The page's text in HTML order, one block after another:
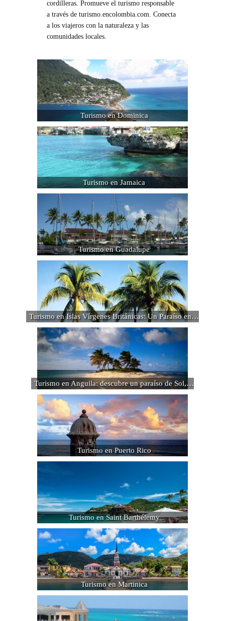
cordilleras. Promueve el turismo responsable
a través de turismo.encolombia.com. Conecta
a los viajeros con la naturaleza y las
comunidades locales.
Turismo en Dominica
Turismo en Jamaica
Turismo en Guadalupe
Turismo en Islas Vírgenes Británicas: Un Paraíso en…
Turismo en Anguila: descubre un paraíso de Sol,…
Turismo en Puerto Rico
Turismo en Saint Barthélemy
Turismo en Martinica